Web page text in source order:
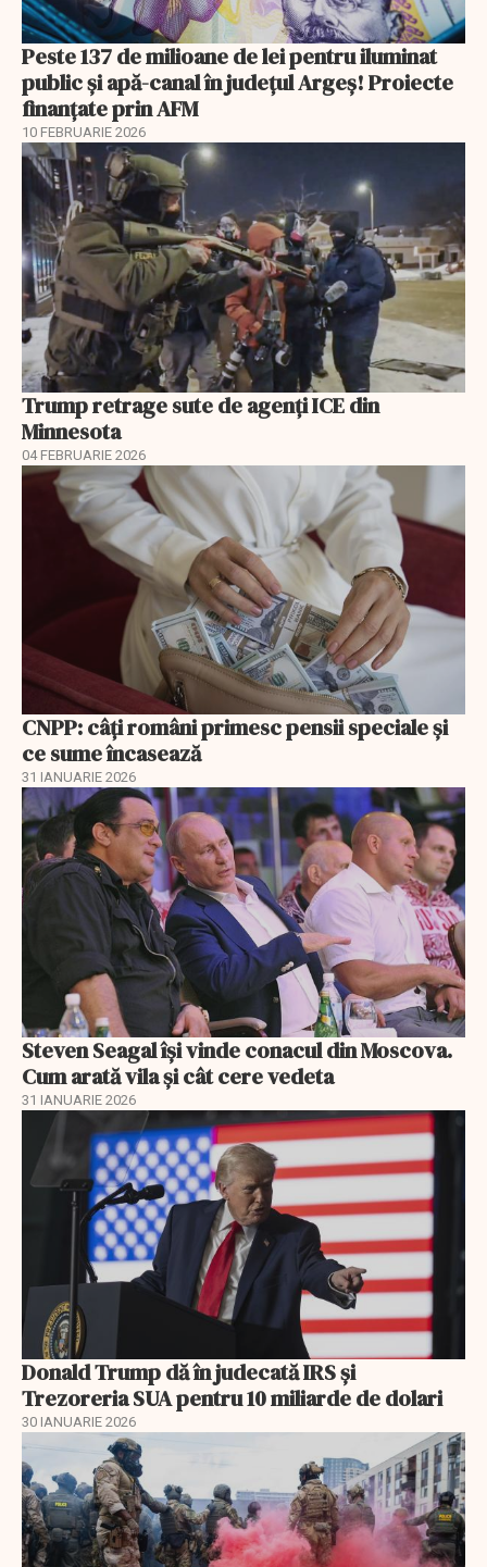
Peste 137 de milioane de lei pentru iluminat
public și apă-canal în județul Argeș! Proiecte
finanțate prin AFM
10 FEBRUARIE 2026
Trump retrage sute de agenți ICE din
Minnesota
04 FEBRUARIE 2026
CNPP: câți români primesc pensii speciale și
ce sume încasează
31 IANUARIE 2026
Steven Seagal își vinde conacul din Moscova.
Cum arată vila și cât cere vedeta
31 IANUARIE 2026
Donald Trump dă în judecată IRS și
Trezoreria SUA pentru 10 miliarde de dolari
30 IANUARIE 2026